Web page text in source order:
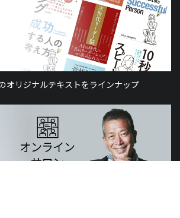
オリジナルテキストをラインナップ